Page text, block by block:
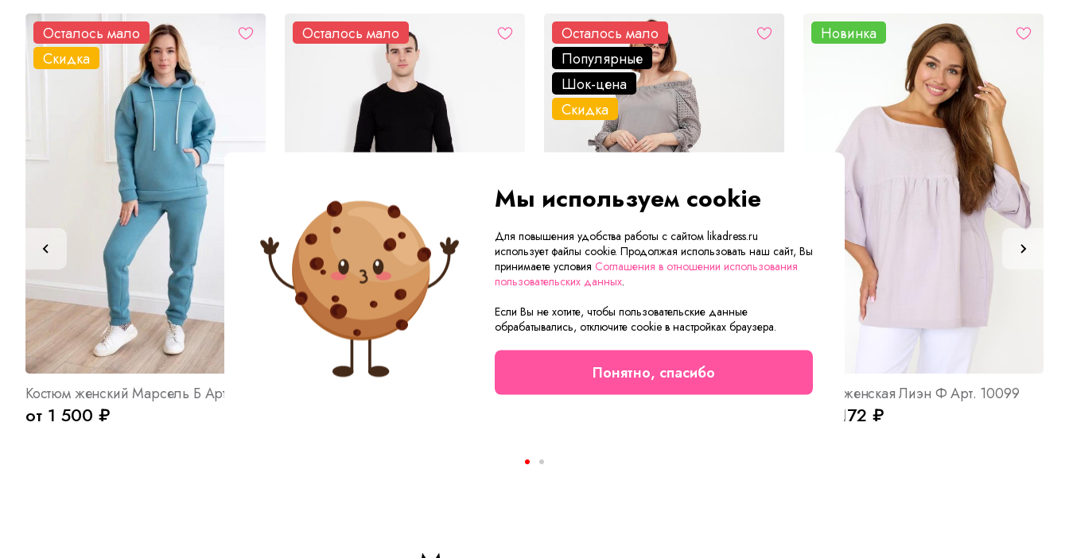
Осталось мало
Скидка
Костюм женский Марсель Б Арт. 7828
от 1 500 ₽
Осталось мало
Костюм мужской Термобелье Арт. 5033
Осталось мало
Популярные
Шок-цена
Скидка
Платье женское Лика C Арт. 8631
Новинка
Блуза женская Лиэн Ф Арт. 10099
от 1 172 ₽
Мы используем cookie
Для повышения удобства работы с сайтом likadress.ru
использует файлы cookie. Продолжая использовать наш сайт, Вы
принимаете условия Соглашения в отношении использования
пользовательских данных.
Если Вы не хотите, чтобы пользовательские данные
обрабатывались, отключите cookie в настройках браузера.
Понятно, спасибо